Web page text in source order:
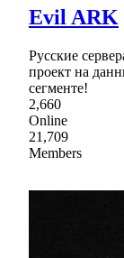
Evil ARK
Русские
проект на
сегменте!
2,660
Online
21,709
Members